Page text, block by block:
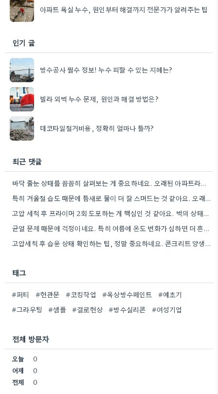
아파트 욕실 누수, 원인부터 해결까지 전문가가 알려주는 팁
인기 글
방수공사 필수 정보! 누수 피할 수 있는 지혜는?
빌라 외벽 누수 문제, 원인과 해결 방법은?
데코타일철거비용, 정확히 얼마나 들까?
최근 댓글
바닥 줄눈 상태를 꼼꼼히 살펴보는 게 중요하네요. 오래된 아파트라면 줄눈부터 망가지기 쉬울 것 같아요.
특히 겨울철 습도 때문에 틈새로 물이 더 잘 스며드는 것 같아요. 오래된 건물일수록 이런 부분에…
고압 세척 후 프라이머 2회 도포하는 게 핵심인 것 같아요. 벽의 상태에 따라 흡수율이 달라지니까,…
균열 문제 때문에 걱정이네요. 특히 여름에 온도 변화가 심하면 더 흔할 텐데, 시공 전에 충분한…
고압세척 후 습윤 상태 확인하는 팁, 정말 중요하네요. 콘크리트 양생 기간도 꼼꼼히 확인해야 하는 것…
태그
#퍼티 #현관문 #코킹작업 #옥상방수페인트
#예초기
#그라우팅
#샘플 #결로현상 #방수실리콘 #여성기업
전체 방문자
오늘
0
어제
0
전체
0